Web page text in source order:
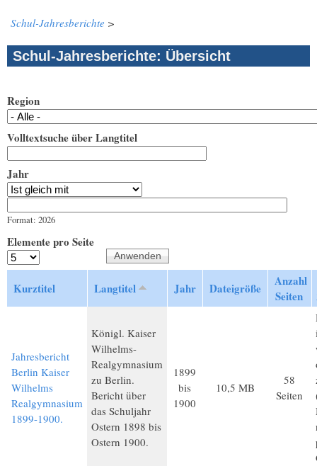
Schul-Jahresberichte >
Schul-Jahresberichte: Übersicht
Region
Volltextsuche über Langtitel
Jahr
Format: 2026
Elemente pro Seite
Kurztitel Langtitel Jahr Dateigröße
Anzahl
Seiten
Jahresbericht
Berlin Kaiser
Wilhelms
Realgymnasium
1899-1900.
Königl. Kaiser
Wilhelms-
Realgymnasium
zu Berlin.
Bericht über
das Schuljahr
Ostern 1898 bis
Ostern 1900.
1899
bis
1900
10,5 MB
58
Seiten